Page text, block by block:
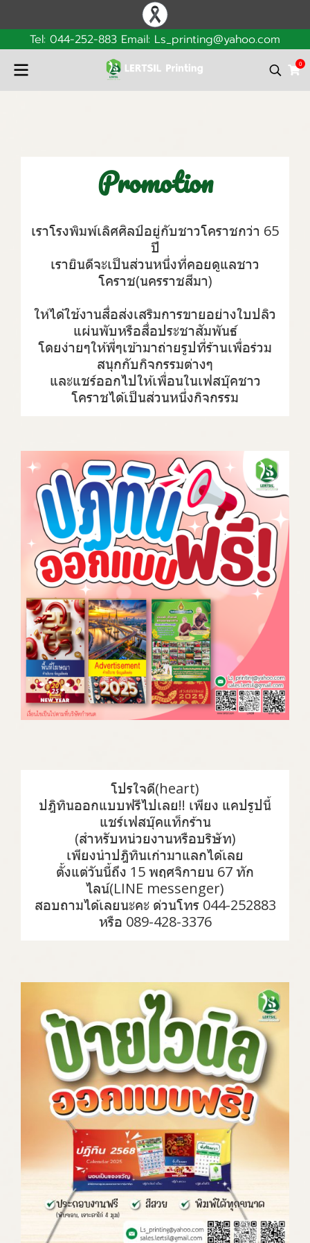
Tel: 044-252-883 Email: Ls_printing@yahoo.com
0
Promotion
เราโรงพิมพ์เลิศศิลป์อยู่กับชาวโคราชกว่า 65
ปี
เรายินดีจะเป็นส่วนหนึ่งที่คอยดูแลชาว
โคราช(นครราชสีมา)
ให่ได้ใช้งานสื่อส่งเสริมการขายอย่างใบปลิว
แผ่นพับหรือสื่อประชาสัมพันธ์
โดยง่ายๆให้พี่ๆเข้ามาถ่ายรูปที่ร้านเพื่อร่วม
สนุกกับกิจกรรมต่างๆ
และแชร์ออกไปให้เพื่อนในเฟสบุ๊คชาว
โคราชได้เป็นส่วนหนึ่งกิจกรรม
โปรใจดี(heart)
ปฎิทินออกแบบฟรีไปเลย!! เพียง แคปรูปนี้
แชร์เฟสบุ๊คแท็กร้าน
(สำหรับหน่วยงานหรือบริษัท)
เพียงนำปฎิทินเก่ามาแลกได้เลย
ตั้งแต่วันนี้ถึง 15 พฤศจิกายน 67 ทัก
ไลน์(LINE messenger)
สอบถามได้เลยนะคะ ด่วนโทร 044-252883
หรือ 089-428-3376